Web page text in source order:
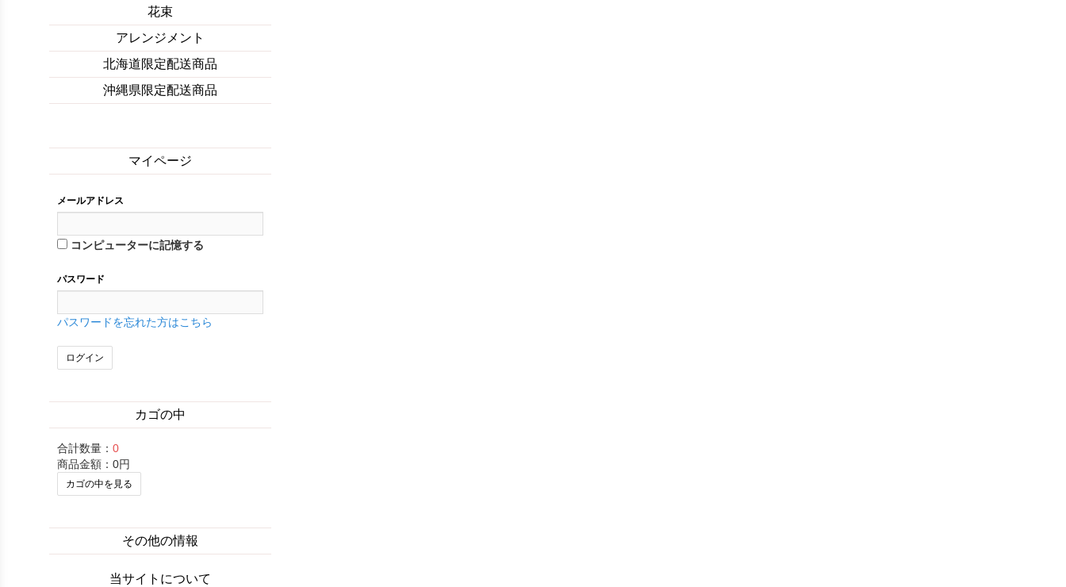
花束
アレンジメント
北海道限定配送商品
沖縄県限定配送商品
マイページ
メールアドレス
コンピューターに記憶する
パスワード
パスワードを忘れた方はこちら
カゴの中
合計数量： 0
商品金額： 0円
カゴの中を見る
その他の情報
当サイトについて